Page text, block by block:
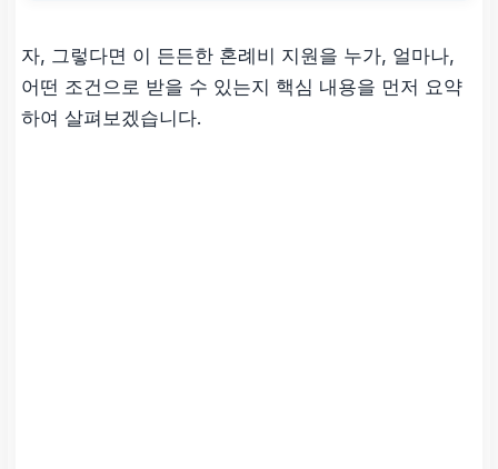
자, 그렇다면 이 든든한 혼례비 지원을 누가, 얼마나,
어떤 조건으로 받을 수 있는지 핵심 내용을 먼저 요약
하여 살펴보겠습니다.